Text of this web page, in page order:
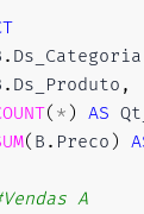
. Ds_Categoria
. Ds_Produto ,
( * ) AS
( B . Preco )
#Vendas	A